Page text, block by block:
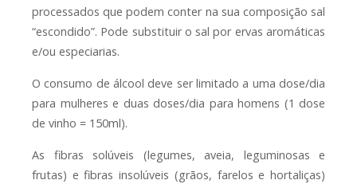
processados que podem conter na sua composição sal
“escondido”. Pode substituir o sal por ervas aromáticas
e/ou especiarias.
O consumo de álcool deve ser limitado a uma dose/dia
para mulheres e duas doses/dia para homens (1 dose
de vinho = 150ml).
As fibras solúveis (legumes, aveia, leguminosas e
frutas) e fibras insolúveis (grãos, farelos e hortaliças)